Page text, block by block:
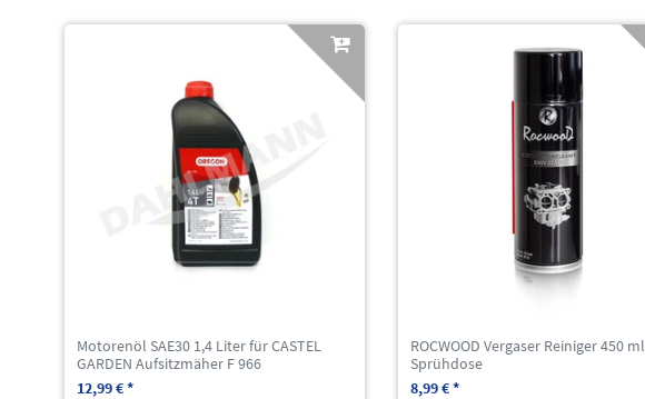
Motorenöl SAE30 1,4 Liter für CASTEL
GARDEN Aufsitzmäher F 966
12,99 € *
ROCWOOD Vergaser Reiniger 450 ml
Sprühdose
8,99 € *